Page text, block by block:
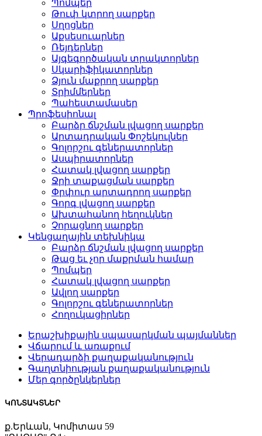
Պոմպեր
Թուփ կտրող սարքեր
Սղոցներ
Աքսեսուարներ
Ռեյդերներ
Այգեգործական տրակտորներ
Սկարիֆիկատորներ
Ձյուն մաքրող սարքեր
Տրիմմերներ
Պահեստամասեր
Պրոֆեսիոնալ
Բարձր ճնշման լվացող սարքեր
Արտադրական Փոշեկուլներ
Գոլորշու գեներատորներ
Ասպիրատորներ
Հատակ լվացող սարքեր
Ջրի տաքացման սարքեր
Փրփուր արտադրող սարքեր
Գորգ լվացող սարքեր
Ախտահանող հեղուկներ
Չորացնող սարքեր
Կենցաղային տեխնիկա
Բարձր ճնշման լվացող սարքեր
Թաց եւ չոր մաքրման համար
Պոմպեր
Հատակ լվացող սարքեր
Ավլող սարքեր
Գոլորշու գեներատորներ
Հողուկացիրներ
Երաշխիքային սպասարկման պայմաններ
Վճարում և առաքում
Վերադարձի քաղաքականություն
Գաղտնիության քաղաքականություն
Մեր գործընկերներ
ԿՈՆՏԱԿՏՆԵՐ
ք.Երևան, Կոմիտաս 59